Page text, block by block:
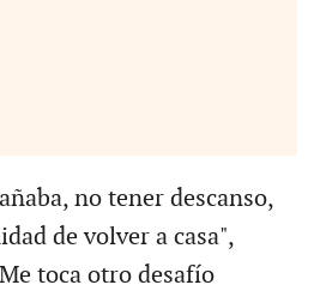
no tener descanso,
de volver a casa",
toca otro desafío